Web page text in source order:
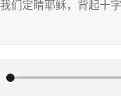
们定睛耶稣，背起十